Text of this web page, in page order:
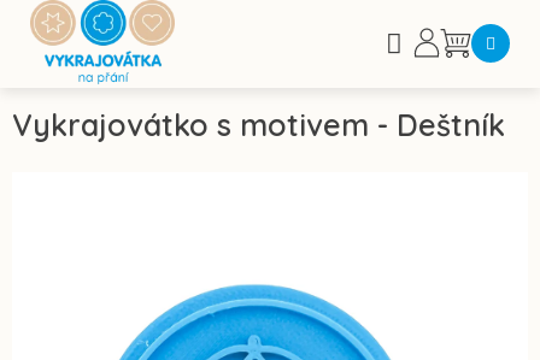
Přejít
obsah
Nákupní
Vykrajovátko s motivem - Deštník